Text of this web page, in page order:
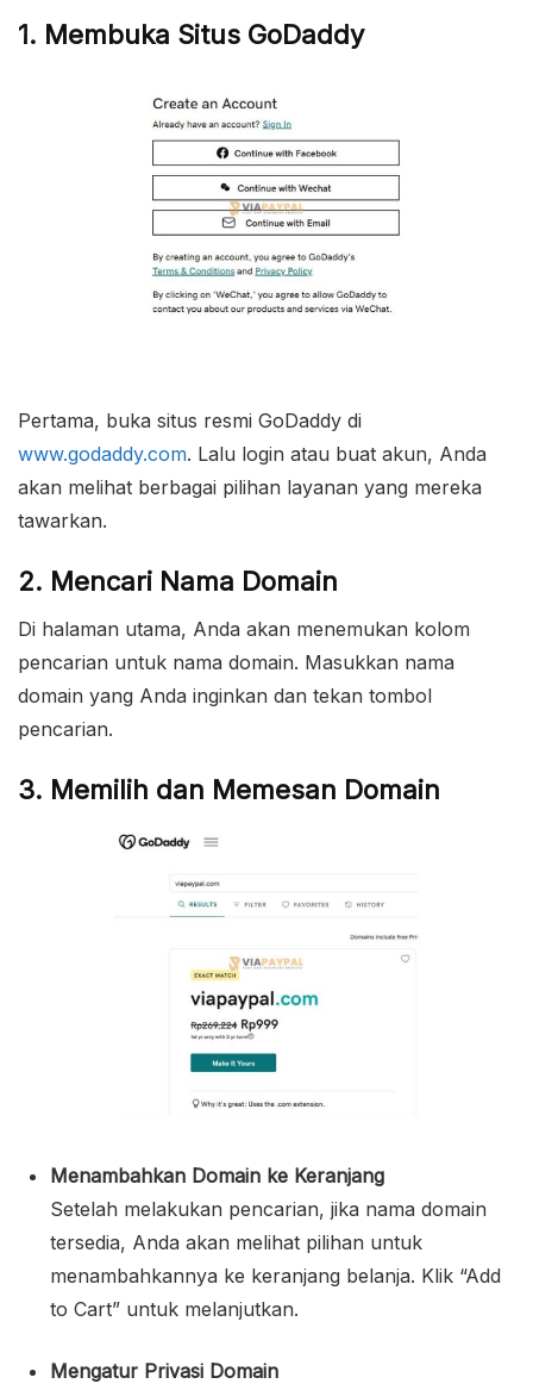
1. Membuka Situs GoDaddy
Pertama, buka situs resmi GoDaddy di
www.godaddy.com. Lalu login atau buat akun, Anda
akan melihat berbagai pilihan layanan yang mereka
tawarkan.
2. Mencari Nama Domain
Di halaman utama, Anda akan menemukan kolom
pencarian untuk nama domain. Masukkan nama
domain yang Anda inginkan dan tekan tombol
pencarian.
3. Memilih dan Memesan Domain
Menambahkan Domain ke Keranjang
Setelah melakukan pencarian, jika nama domain
tersedia, Anda akan melihat pilihan untuk
menambahkannya ke keranjang belanja. Klik “Add
to Cart” untuk melanjutkan.
Mengatur Privasi Domain